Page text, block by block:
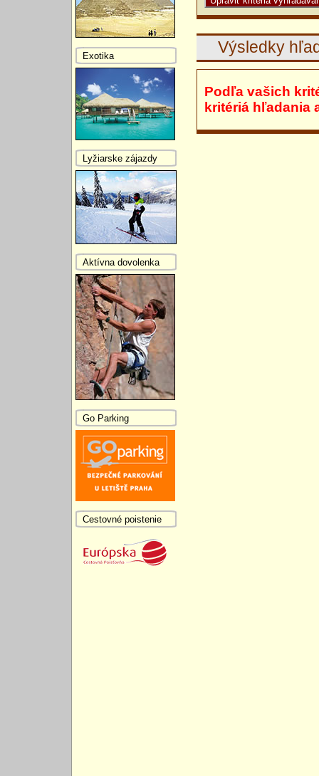
Výsledky
Podľa vašich
kritériá hľadania
Exotika
Lyžiarske zájazdy
Aktívna dovolenka
Go Parking
Cestovné poistenie